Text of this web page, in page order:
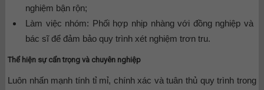
nghiệm bận rộn;
Làm việc nhóm: Phối hợp nhịp nhàng với đồng nghiệp và
bác sĩ để đảm bảo quy trình xét nghiệm trơn tru.
Thể hiện sự cẩn trọng và chuyên nghiệp
Luôn nhấn mạnh tính tỉ mỉ, chính xác và tuân thủ quy trình trong